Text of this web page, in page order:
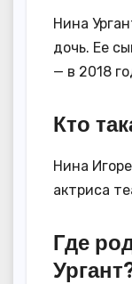
Нина
дочь. Ее
— в 2018
Кто
Нина
актриса
Где